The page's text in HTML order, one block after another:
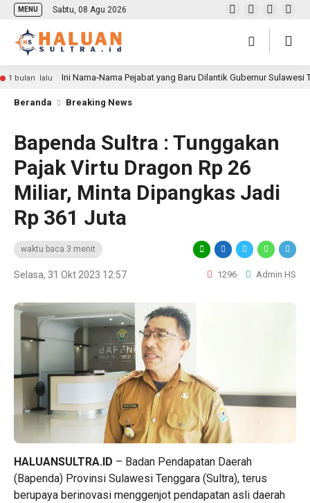
MENU Sabtu, 08 Agu 2026
1 bulan lalu Ini Nama-Nama Pejabat yang Baru Dilantik Gubernur Sulawesi
Beranda Breaking News
Bapenda Sultra : Tunggakan
Pajak Virtu Dragon Rp 26
Miliar, Minta Dipangkas Jadi
Rp 361 Juta
waktu baca 3 menit
Selasa, 31 Okt 2023 12:57 1296 Admin HS
HALUANSULTRA.ID – Badan Pendapatan Daerah
(Bapenda) Provinsi Sulawesi Tenggara (Sultra), terus
berupaya berinovasi menggenjot pendapatan asli daerah